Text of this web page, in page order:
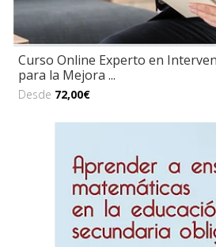
Curso Online Experto en
para la Mejora ...
Desde 72,00€